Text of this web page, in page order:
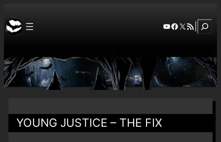
YouTube
Facebook
X RSS Feed
YOUNG JUSTICE – THE FIX